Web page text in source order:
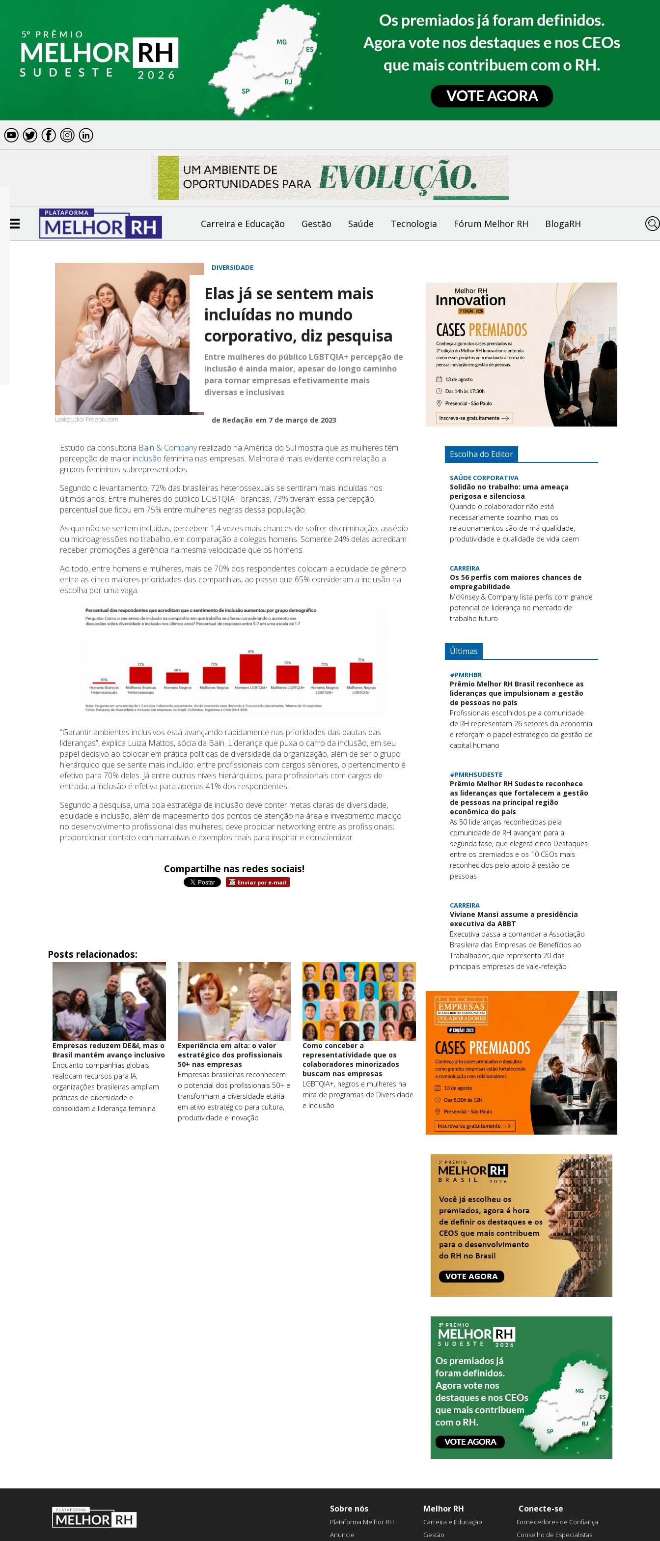
Carreira e Educação Gestão Saúde Tecnologia Fórum Melhor RH BlogaRH
DIVERSIDADE
Elas já se sentem mais
incluídas no mundo
corporativo, diz pesquisa
Entre mulheres do público LGBTQIA+ percepção de
inclusão é ainda maior, apesar do longo caminho
para tornar empresas efetivamente mais
diversas e inclusivas
Lookstudio/ Freepik.com de Redação em 7 de março de 2023
Estudo da consultoria Bain & Companyrealizado na América do Sul mostra que as mulheres têm
percepção de maior inclusão feminina nas empresas. Melhora é mais evidente com relação a
grupos femininos subrepresentados.
Segundo o levantamento, 72% das brasileiras heterossexuais se sentiram mais incluídas nos
últimos anos. Entre mulheres do público LGBTQIA+ brancas, 73% tiveram essa percepção,
percentual que ficou em 75% entre mulheres negras dessa população.
As que não se sentem incluídas, percebem 1,4 vezes mais chances de sofrer discriminação, assédio
ou microagressões no trabalho, em comparação a colegas homens. Somente 24% delas acreditam
receber promoções a gerência na mesma velocidade que os homens.
Ao todo, entre homens e mulheres, mais de 70% dos respondentes colocam a equidade de gênero
entre as cinco maiores prioridades das companhias, ao passo que 65% consideram a inclusão na
escolha por uma vaga.
“Garantir ambientes inclusivos está avançando rapidamente nas prioridades das pautas das
lideranças”, explica Luiza Mattos, sócia da Bain. Liderança que puxa o carro da inclusão, em seu
papel decisivo ao colocar em prática políticas de diversidade da organização, além de ser o grupo
hierárquico que se sente mais incluído: entre profissionais com cargos sêniores, o pertencimento é
efetivo para 70% deles. Já entre outros níveis hierárquicos, para profissionais com cargos de
entrada, a inclusão é efetiva para apenas 41% dos respondentes.
Segundo a pesquisa, uma boa estratégia de inclusão deve conter metas claras de diversidade,
equidade e inclusão, além de mapeamento dos pontos de atenção na área e investimento maciço
no desenvolvimento profissional das mulheres; deve propiciar networking entre as profissionais;
proporcionar contato com narrativas e exemplos reais para inspirar e conscientizar.
Compartilhe nas redes sociais!
Enviar por e-mail
Posts relacionados:
Empresas reduzem DE&I, mas o
Brasil mantém avanço inclusivo
Enquanto companhias globais
realocam recursos para IA,
organizações brasileiras ampliam
práticas de diversidade e
consolidam a liderança feminina
Experiência em alta: o valor
estratégico dos profissionais
50+ nas empresas
Empresas brasileiras reconhecem
o potencial dos profissionais 50+ e
transformam a diversidade etária
em ativo estratégico para cultura,
produtividade e inovação
Como conceber a
representatividade que os
colaboradores minorizados
buscam nas empresas
LGBTQIA+, negros e mulheres na
mira de programas de Diversidade
e Inclusão
Escolha do Editor
SAÚDE CORPORATIVA
Solidão no trabalho: uma ameaça
perigosa e silenciosa
Quando o colaborador não está
necessariamente sozinho, mas os
relacionamentos são de má qualidade,
produtividade e qualidade de vida caem
CARREIRA
Os 56 perfis com maiores chances de
empregabilidade
McKinsey & Company lista perfis com grande
potencial de liderança no mercado de
trabalho futuro
Últimas
#PMRHBR
Prêmio Melhor RH Brasil reconhece as
lideranças que impulsionam a gestão
de pessoas no país
Profissionais escolhidos pela comunidade
de RH representam 26 setores da economia
e reforçam o papel estratégico da gestão de
capital humano
#PMRHSUDESTE
Prêmio Melhor RH Sudeste reconhece
as lideranças que fortalecem a gestão
de pessoas na principal região
econômica do país
As 50 lideranças reconhecidas pela
comunidade de RH avançam para a
segunda fase, que elegerá cinco Destaques
entre os premiados e os 10 CEOs mais
reconhecidos pelo apoio à gestão de
pessoas
CARREIRA
Viviane Mansi assume a presidência
executiva da ABBT
Executiva passa a comandar a Associação
Brasileira das Empresas de Benefícios ao
Trabalhador, que representa 20 das
principais empresas de vale-refeição
Sobre nós
Plataforma Melhor RH
Anuncie
Melhor RH
Carreira e Educação
Gestão
Conecte-se
Fornecedores de Confiança
Conselho de Especialistas